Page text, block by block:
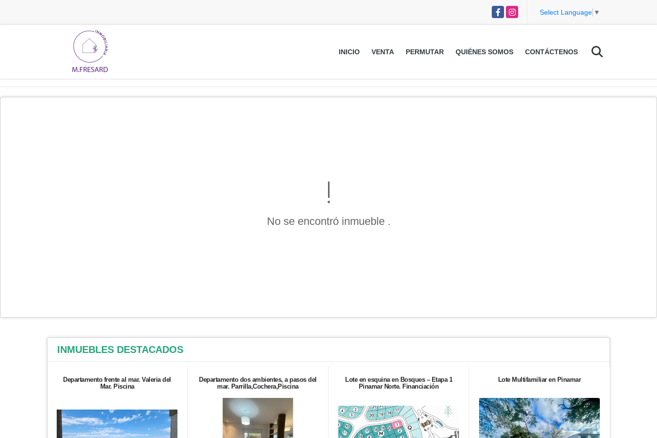
FacebookInstagram Select Language ▼
INICIO VENTA PERMUTAR QUIÉNES SOMOS CONTÁCTENOS
No se encontró inmueble .
INMUEBLES DESTACADOS
Departamento frente al mar. Valeria del
Mar. Piscina
Departamento dos ambientes, a pasos del
mar. Parrilla,Cochera,Piscina
Lote en esquina en Bosques – Etapa 1
Pinamar Norte. Financiación
Lote Multifamiliar en Pinamar